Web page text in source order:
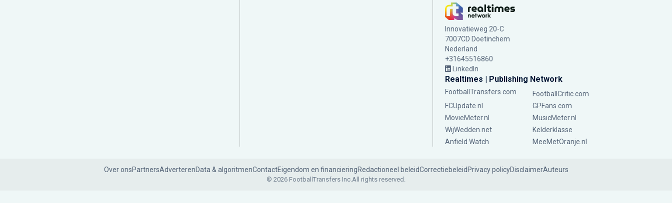
Innovatieweg 20-C
7007CD Doetinchem
Nederland
+31645516860
LinkedIn
Realtimes | Publishing Network
FootballTransfers.com
FootballCritic.com
FCUpdate.nl
GPFans.com
MovieMeter.nl
MusicMeter.nl
WijWedden.net
Kelderklasse
Anfield Watch
MeeMetOranje.nl
Over onsPartnersAdverterenData & algoritmenContactEigendom en financieringRedactioneel beleidCorrectiebeleid Privacy policyDisclaimerAuteurs
© 2026 FootballTransfers Inc.All rights reserved.